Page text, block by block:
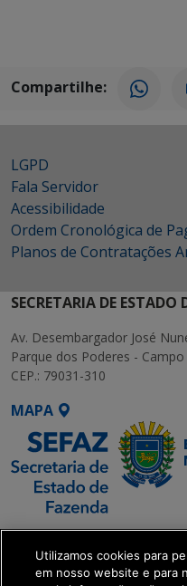
Compartilhe:
LGPD
Fala Servidor
Acessibilidade
Ordem Cronológica de
Planos de Contratações
SECRETARIA DE ESTADO
Av. Desembargador José
Parque dos Poderes -
CEP.: 79031-310
MAPA
SETDIG | Secretaria-
Executiva de
Transformação Digital
Utilizamos cookies para
em nosso website e para